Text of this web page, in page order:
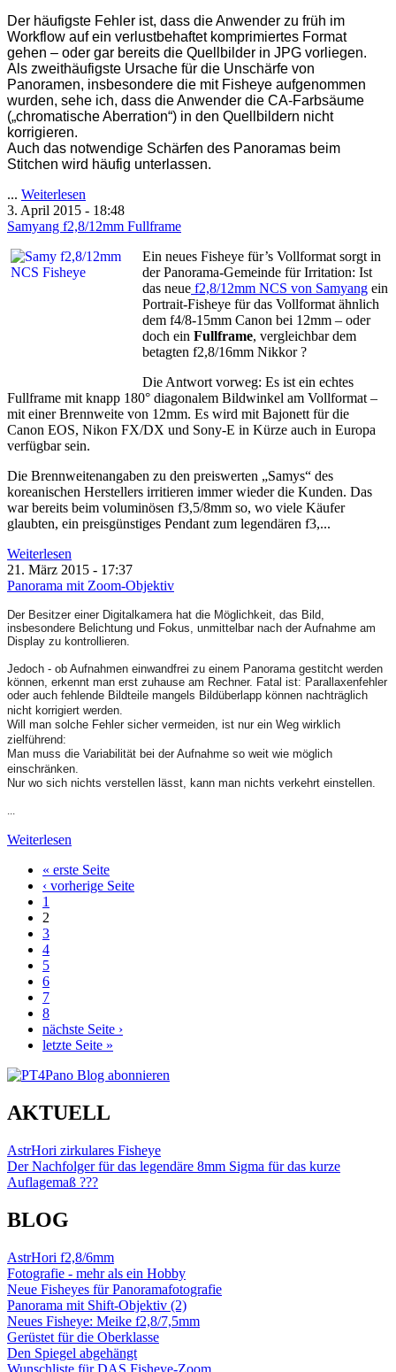
Der häufigste Fehler ist, dass die Anwender zu früh im
Workflow auf ein verlustbehaftet komprimiertes Format
gehen – oder gar bereits die Quellbilder in JPG vorliegen.
Als zweithäufigste Ursache für die Unschärfe von
Panoramen, insbesondere die mit Fisheye aufgenommen
wurden, sehe ich, dass die Anwender die CA-Farbsäume
(„chromatische Aberration“) in den Quellbildern nicht
korrigieren.
Auch das notwendige Schärfen des Panoramas beim
Stitchen wird häufig unterlassen.
... Weiterlesen
3. April 2015 - 18:48
Samyang f2,8/12mm Fullframe
Ein neues Fisheye für’s Vollformat sorgt in
der Panorama-Gemeinde für Irritation: Ist
das neue f2,8/12mm NCS von Samyang ein
Portrait-Fisheye für das Vollformat ähnlich
dem f4/8-15mm Canon bei 12mm – oder
doch ein Fullframe, vergleichbar dem
betagten f2,8/16mm Nikkor ?
Die Antwort vorweg: Es ist ein echtes
Fullframe mit knapp 180° diagonalem Bildwinkel am Vollformat –
mit einer Brennweite von 12mm. Es wird mit Bajonett für die
Canon EOS, Nikon FX/DX und Sony-E in Kürze auch in Europa
verfügbar sein.
Die Brennweitenangaben zu den preiswerten „Samys“ des
koreanischen Herstellers irritieren immer wieder die Kunden. Das
war bereits beim voluminösen f3,5/8mm so, wo viele Käufer
glaubten, ein preisgünstiges Pendant zum legendären f3,...
Weiterlesen
21. März 2015 - 17:37
Panorama mit Zoom-Objektiv
Der Besitzer einer Digitalkamera hat die Möglichkeit, das Bild,
insbesondere Belichtung und Fokus, unmittelbar nach der Aufnahme am
Display zu kontrollieren.
Jedoch - ob Aufnahmen einwandfrei zu einem Panorama gestitcht werden
können, erkennt man erst zuhause am Rechner. Fatal ist: Parallaxenfehler
oder auch fehlende Bildteile mangels Bildüberlapp können nachträglich
nicht korrigiert werden.
Will man solche Fehler sicher vermeiden, ist nur ein Weg wirklich
zielführend:
Man muss die Variabilität bei der Aufnahme so weit wie möglich
einschränken.
Nur wo sich nichts verstellen lässt, kann man nichts verkehrt einstellen.
...
Weiterlesen
Seiten« erste Seite
‹ vorherige Seite
1
2
3
4
5
6
7
8
nächste Seite ›
letzte Seite »
AKTUELL
AstrHori zirkulares Fisheye
Der Nachfolger für das legendäre 8mm Sigma für das kurze
Auflagemaß ???
BLOG
AstrHori f2,8/6mm
Fotografie - mehr als ein Hobby
Neue Fisheyes für Panoramafotografie
Panorama mit Shift-Objektiv (2)
Neues Fisheye: Meike f2,8/7,5mm
Gerüstet für die Oberklasse
Den Spiegel abgehängt
Wunschliste für DAS Fisheye-Zoom